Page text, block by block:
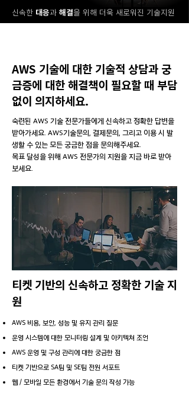
​신속한 대응과 해결을 위해 더욱 새로워진 기술지원
AWS 기술에 대한 기술적 상담과 궁
금증에 대한 해결책이 필요할 때 부담
없이 의지하세요.
숙련된 AWS 기술 전문가들에게 신속하고 정확한 답변을
받아가세요. AWS기술문의, 결제문의, 그리고 이용 시 발
생할 수 있는 모든 궁금한 점을 문의해주세요.
목표 달성을 위해 AWS 전문가의 지원을 지금 바로 받아
보세요.
티켓 기반의 신속하고 정확한 기술 지
원
AWS 비용, 보안, 성능 및 유지 관리 질문
운영 시스템에 대한 모니터링 설계 및 아키텍쳐 조언
AWS 운영 및 구성 관리에 대한 궁금한 점
티켓 기반으로 SA팀 및 SE팀 전원 서포트
​웹 / 모바일 모든 환경에서 기술 문의 작성 가능